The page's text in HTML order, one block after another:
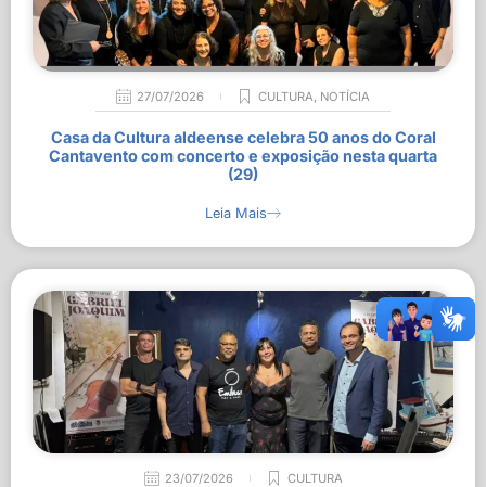
27/07/2026 CULTURA, NOTÍCIA
Casa da Cultura aldeense celebra 50 anos do Coral
Cantavento com concerto e exposição nesta quarta
(29)
Leia Mais
23/07/2026 CULTURA